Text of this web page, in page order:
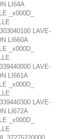
LI64A
_x000D_
LAVE-
LI660A
_x000D_
LAVE-
LI661A
_x000D_
LAVE-
LI672A
_x000D_